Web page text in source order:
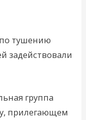
тушению
задействовали
группа
прилегающем